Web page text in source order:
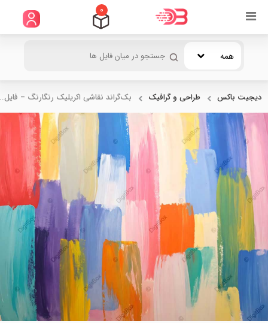
0
همه
دیجیت باکس طراحی و گرافیک بک‌گراند نقاشی اکریلیک رنگارنگ –